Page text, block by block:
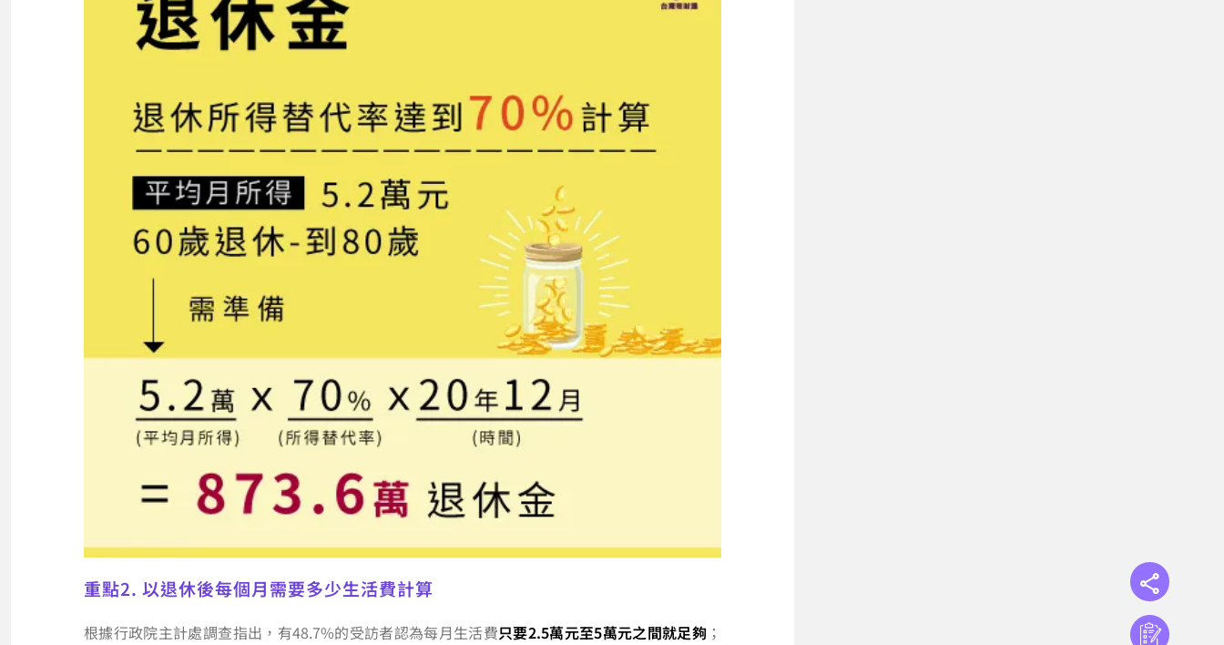
重點2. 以退休後每個月需要多少生活費計算
根據行政院主計處調查指出，有48.7%的受訪者認為每月生活費只要2.5萬元至5萬元之間就足夠 ；